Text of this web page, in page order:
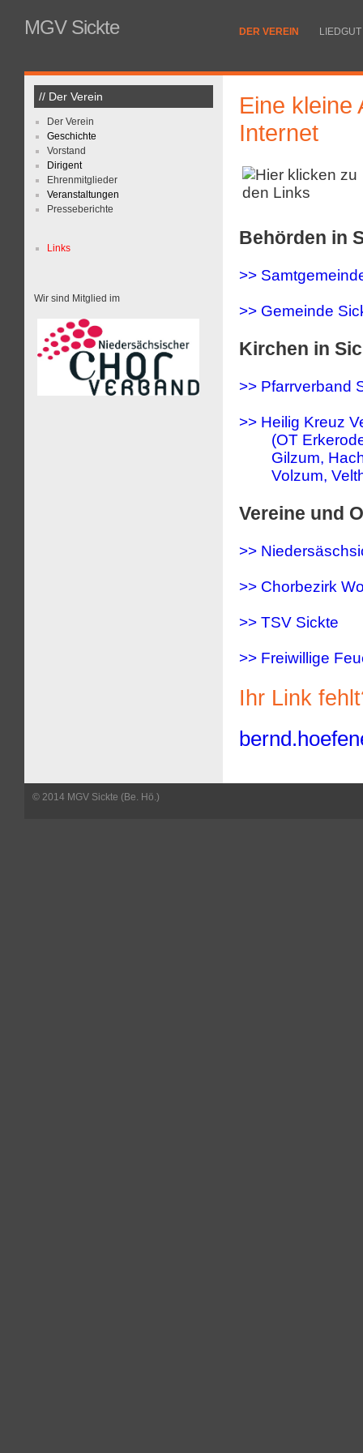
MGV Sickte DER VEREIN LIEDGUT
// Der Verein
Der Verein
Geschichte
Vorstand
Dirigent
Ehrenmitglieder
Veranstaltungen
Presseberichte
Links
Wir sind Mitglied im
Eine kleine
Internet
Behörden in
>>
>> Gemeinde
Kirchen in
>> Pfarrverband
>> Heilig Kreuz
(OT Erkerode,
Gilzum,
Volzum,
Vereine und
>>
>> Chorbezirk
>> TSV Sickte
>> Freiwillige
Ihr Link
© 2014 MGV Sickte (Be. Hö.)